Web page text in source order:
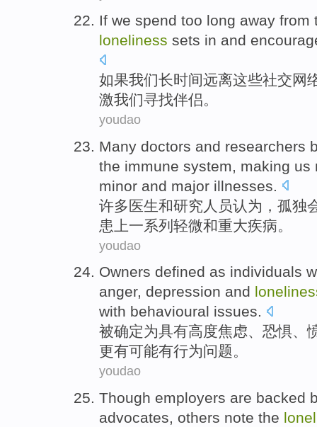
If we spend too long away from
loneliness sets in and
如果我们长时间远离这些社交网
激我们寻找伴侣。
youdao
Many doctors and researchers
the immune system making us
minor and major illnesses
许多医生和研究人员认为 ， 孤独
患上一系列轻微和重大疾病 。
youdao
Owners defined as individuals
anger, depression and
with behavioural issues.
被确定为具有高度焦虑、 恐惧、
更有可能有行为问题。
youdao
Though employers are backed
advocates, others note the